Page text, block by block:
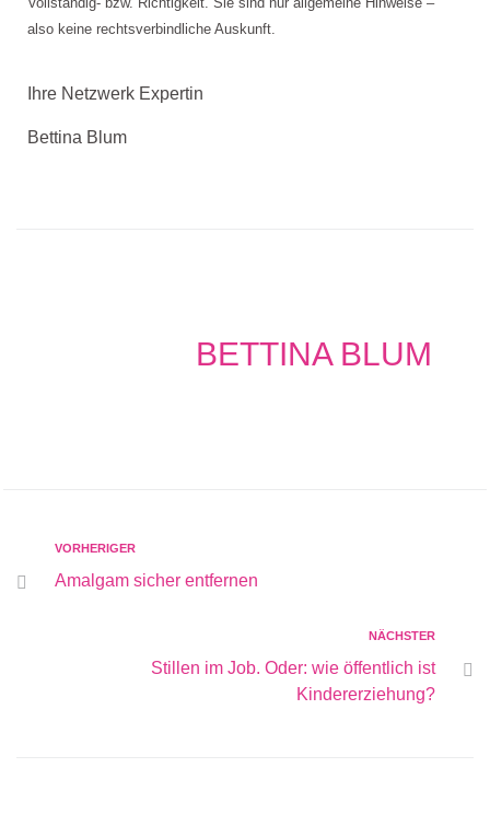
also keine rechtsverbindliche Auskunft.
Ihre Netzwerk Expertin
Bettina Blum
BETTINA BLUM
VORHERIGER
Amalgam sicher entfernen
NÄCHSTER
Stillen im Job. Oder: wie öffentlich ist
Kindererziehung?